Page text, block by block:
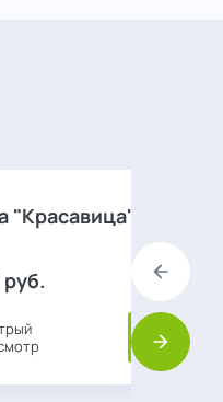
"Красавица"
руб. Назад
Вперед